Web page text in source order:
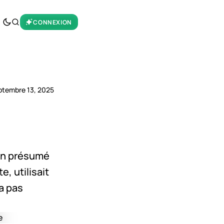
CONNEXION
13, 2025
présumé
utilisait
pas